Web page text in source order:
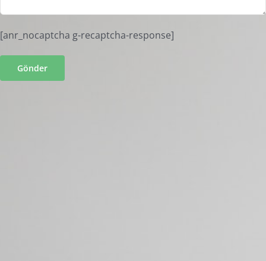
[anr_nocaptcha g-recaptcha-response]